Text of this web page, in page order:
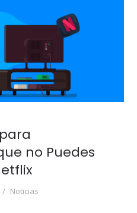
no Puedes
Noticias